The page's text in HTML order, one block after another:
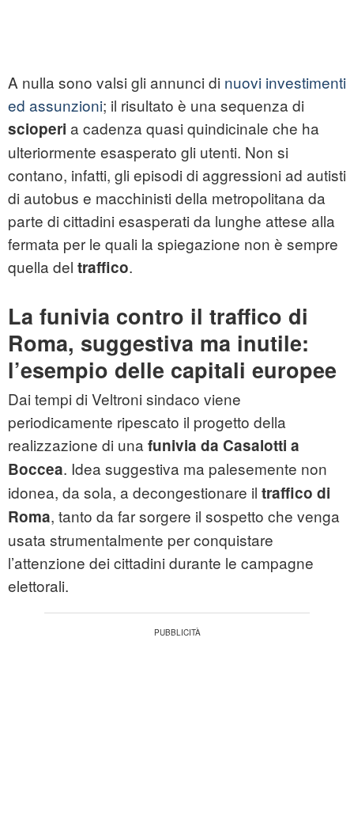
A nulla sono valsi gli annunci di nuovi investimenti
ed assunzioni; il risultato è una sequenza di
scioperi a cadenza quasi quindicinale che ha
ulteriormente esasperato gli utenti. Non si
contano, infatti, gli episodi di aggressioni ad autisti
di autobus e macchinisti della metropolitana da
parte di cittadini esasperati da lunghe attese alla
fermata per le quali la spiegazione non è sempre
quella del traffico.
La funivia contro il traffico di
Roma, suggestiva ma inutile:
l’esempio delle capitali europee
Dai tempi di Veltroni sindaco viene
periodicamente ripescato il progetto della
realizzazione di una funivia da Casalotti a
Boccea. Idea suggestiva ma palesemente non
idonea, da sola, a decongestionare il traffico di
Roma, tanto da far sorgere il sospetto che venga
usata strumentalmente per conquistare
l’attenzione dei cittadini durante le campagne
elettorali.